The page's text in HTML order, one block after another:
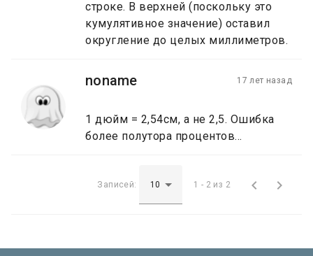
строке. В верхней (поскольку это
кумулятивное значение) оставил
округление до целых миллиметров.
noname 17 лет назад
1 дюйм = 2,54см, а не 2,5. Ошибка
более полутора процентов...
Записей: 1 - 2 из 2  